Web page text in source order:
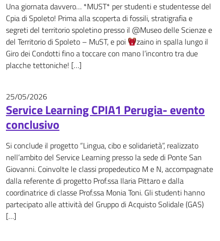
Una giornata davvero… *MUST* per studenti e studentesse del
Cpia di Spoleto! Prima alla scoperta di fossili, stratigrafia e
segreti del territorio spoletino presso il @Museo delle Scienze e
del Territorio di Spoleto – MuST, e poi
zaino in spalla lungo il
Giro dei Condotti fino a toccare con mano l’incontro tra due
placche tettoniche! […]
25/05/2026
Service Learning CPIA1 Perugia- evento
conclusivo
Si conclude il progetto “Lingua, cibo e solidarietà”, realizzato
nell’ambito del Service Learning presso la sede di Ponte San
Giovanni. Coinvolte le classi propedeutico M e N, accompagnate
dalla referente di progetto Prof.ssa Ilaria Pittaro e dalla
coordinatrice di classe Prof.ssa Monia Toni. Gli studenti hanno
partecipato alle attività del Gruppo di Acquisto Solidale (GAS)
[…]